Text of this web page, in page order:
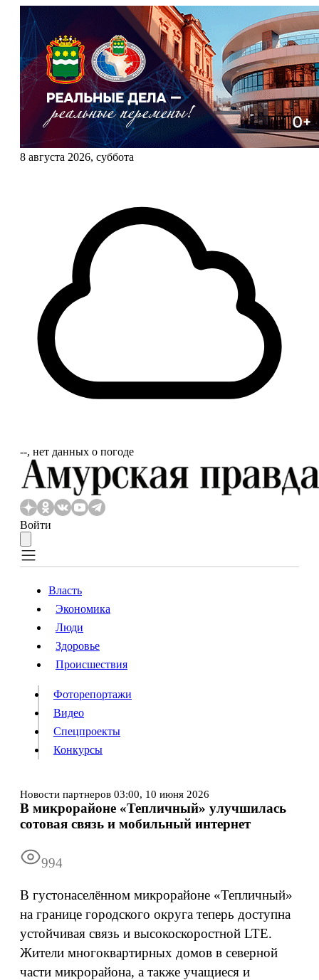
8 августа 2026, суббота
‐‐, нет данных о погоде
Войти
Власть
Происшествия
Видео
Конкурсы
Все новостиАрхив
Власть
Экономика
Люди
Здоровье
Происшествия
Фоторепортажи
Видео
Спецпроекты
Конкурсы
Новости партнеров 03:00, 10 июня 2026
В микрорайоне «Тепличный» улучшилась
сотовая связь и мобильный интернет
994
В густонаселённом микрорайоне «Тепличный»
на границе городского округа теперь доступна
устойчивая связь и высокоскоростной LTE.
Жители многоквартирных домов в северной
части микрорайона, а также учащиеся и